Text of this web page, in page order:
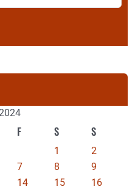
F S S
1
2
7 8
9
14 15
16